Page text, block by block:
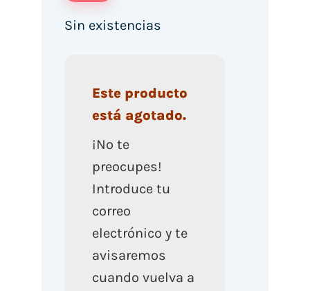
Sin existencias
Este producto
está agotado.
¡No te
preocupes!
Introduce tu
correo
electrónico y te
avisaremos
cuando vuelva a